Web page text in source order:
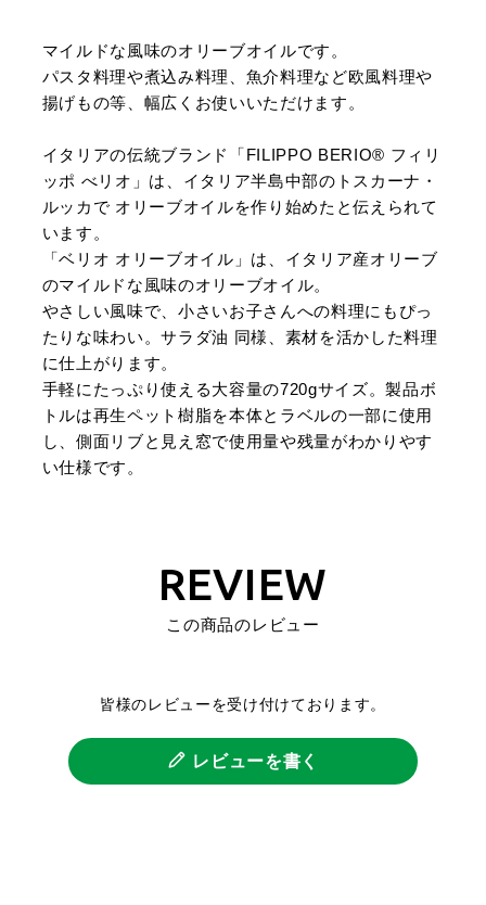
マイルドな風味のオリーブオイルです。
パスタ料理や煮込み料理、魚介料理など欧風料理や
揚げもの等、幅広くお使いいただけます。
イタリアの伝統ブランド「FILIPPO BERIO® フィリ
ッポ べリオ」は、イタリア半島中部のトスカーナ・
ルッカで オリーブオイルを作り始めたと伝えられて
います。
「ベリオ オリーブオイル」は、イタリア産オリーブ
のマイルドな風味のオリーブオイル。
やさしい風味で、小さいお子さんへの料理にもぴっ
たりな味わい。サラダ油 同様、素材を活かした料理
に仕上がります。
手軽にたっぷり使える大容量の720gサイズ。製品ボ
トルは再生ペット樹脂を本体とラベルの一部に使用
し、側面リブと見え窓で使用量や残量がわかりやす
い仕様です。
REVIEW
この商品のレビュー
皆様のレビューを受け付けております。
レビューを書く